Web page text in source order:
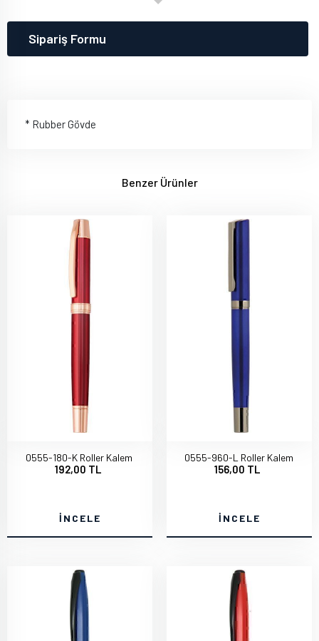
Sipariş Formu
* Rubber Gövde
Benzer Ürünler
0555-180-K Roller Kalem
192,00 TL
İNCELE
0555-960-L Roller Kalem
156,00 TL
İNCELE